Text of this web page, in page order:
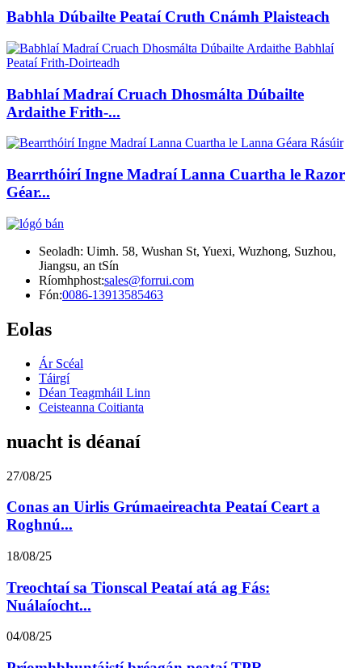
Babhla Dúbailte Peataí Cruth Cnámh Plaisteach
Babhlaí Madraí Cruach Dhosmálta Dúbailte
Ardaithe Frith-...
Bearrthóirí Ingne Madraí Lanna Cuartha le Razor
Géar...
Seoladh: Uimh. 58, Wushan St, Yuexi, Wuzhong, Suzhou,
Jiangsu, an tSín
Ríomhphost:sales@forrui.com
Fón:0086-13913585463
Eolas
Ár Scéal
Táirgí
Déan Teagmháil Linn
Ceisteanna Coitianta
nuacht is déanaí
27/08/25
Conas an Uirlis Grúmaeireachta Peataí Ceart a
Roghnú...
18/08/25
Treochtaí sa Tionscal Peataí atá ag Fás:
Nuálaíocht...
04/08/25